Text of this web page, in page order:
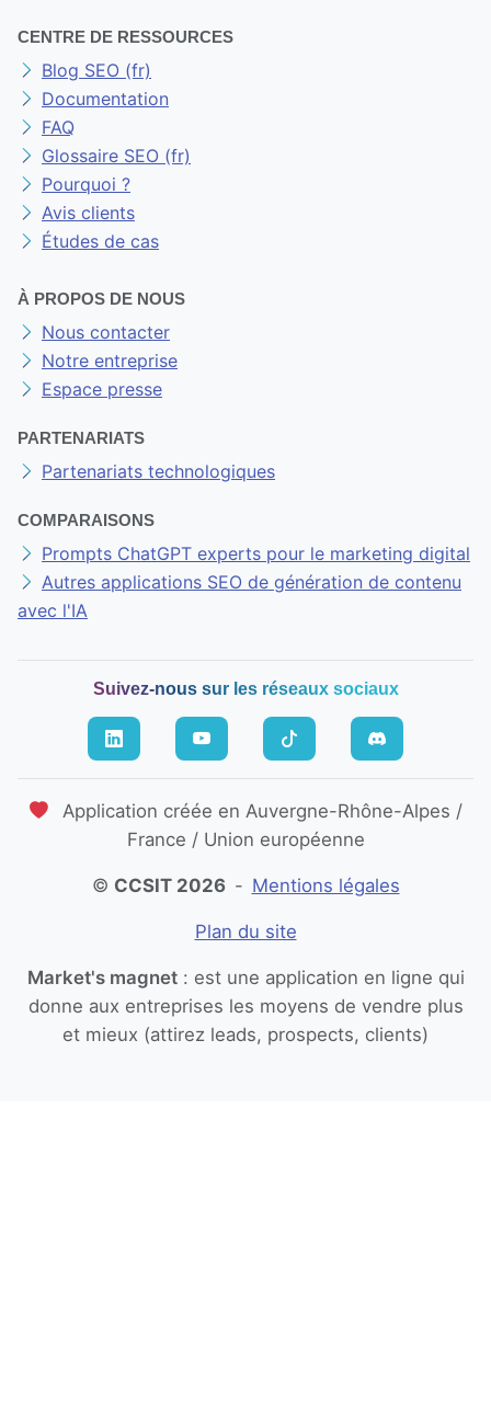
CENTRE DE RESSOURCES
Blog SEO (fr)
Documentation
FAQ
Glossaire SEO (fr)
Pourquoi ?
Avis clients
Études de cas
À PROPOS DE NOUS
Nous contacter
Notre entreprise
Espace presse
PARTENARIATS
Partenariats technologiques
COMPARAISONS
Prompts ChatGPT experts pour le marketing digital
Autres applications SEO de génération de contenu
avec l'IA
Suivez-nous sur les réseaux sociaux
Application créée en Auvergne-Rhône-Alpes /
France / Union européenne
© CCSIT 2026 - Mentions légales
Plan du site
Market's magnet: est une application en ligne qui
donne aux entreprises les moyens de vendre plus
et mieux (attirez leads, prospects, clients)